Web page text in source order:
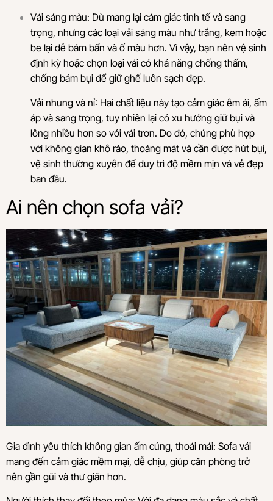
Vải sáng màu: Dù mang lại cảm giác tinh tế và sang
trọng, nhưng các loại vải sáng màu như trắng, kem hoặc
be lại dễ bám bẩn và ố màu hơn. Vì vậy, bạn nên vệ sinh
định kỳ hoặc chọn loại vải có khả năng chống thấm,
chống bám bụi để giữ ghế luôn sạch đẹp.
Vải nhung và nỉ: Hai chất liệu này tạo cảm giác êm ái, ấm
áp và sang trọng, tuy nhiên lại có xu hướng giữ bụi và
lông nhiều hơn so với vải trơn. Do đó, chúng phù hợp
với không gian khô ráo, thoáng mát và cần được hút bụi,
vệ sinh thường xuyên để duy trì độ mềm mịn và vẻ đẹp
ban đầu.
Ai nên chọn sofa vải?
Gia đình yêu thích không gian ấm cúng, thoải mái: Sofa vải
mang đến cảm giác mềm mại, dễ chịu, giúp căn phòng trở
nên gần gũi và thư giãn hơn.